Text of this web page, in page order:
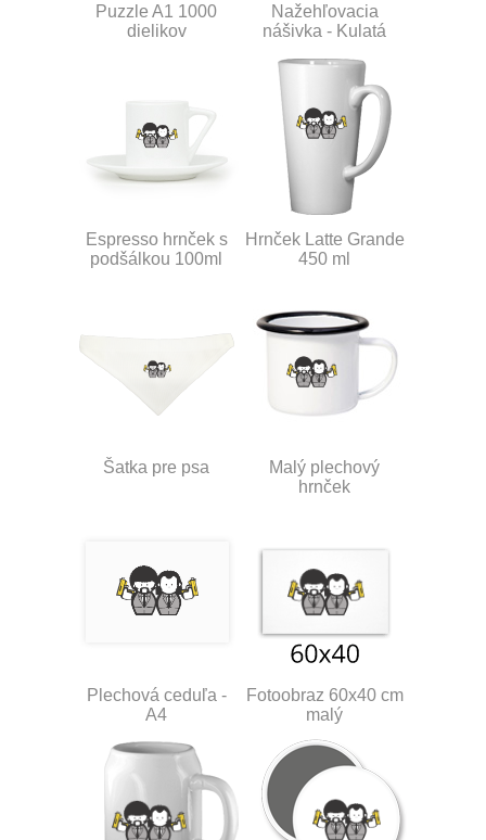
Puzzle A1 1000
dielikov
Nažehľovacia
nášivka - Kulatá
Espresso hrnček s
podšálkou 100ml
Hrnček Latte Grande
450 ml
Šatka pre psa
Malý plechový
hrnček
Plechová ceduľa -
A4
Fotoobraz 60x40 cm
malý